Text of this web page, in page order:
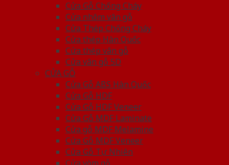
Cửa Gỗ Chống Cháy
Cửa nhôm vân gỗ
Cửa Thép Chống Cháy
Cửa thép Hàn Quốc
Cửa thép vân gỗ
Cửa vân gỗ 5D
CỬA GỖ
Cửa Gỗ ABS Hàn Quốc
Cửa Gỗ HDF
Cửa Gỗ HDF Veneer
Cửa Gỗ MDF Laminate
Cửa gỗ MDF Melamine
Cửa Gỗ MDF Veneer
Cửa Gỗ Tự Nhiên
Cửa vòm gỗ